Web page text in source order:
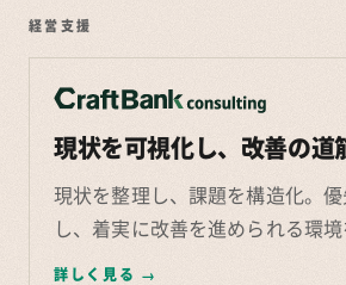
経営支援
現状を可視化し、改善の道
現状を整理し、課題を構造化。
し、着実に改善を進められる環境
詳しく見る →